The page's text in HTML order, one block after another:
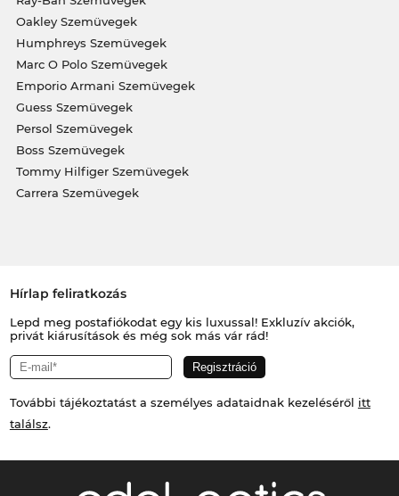
Oakley Szemüvegek
Humphreys Szemüvegek
Marc O Polo Szemüvegek
Emporio Armani Szemüvegek
Guess Szemüvegek
Persol Szemüvegek
Boss Szemüvegek
Tommy Hilfiger Szemüvegek
Carrera Szemüvegek
Hírlap feliratkozás
Lepd meg postafiókodat egy kis luxussal! Exkluzív akciók,
privát kiárusítások és még sok más vár rád!
További tájékoztatást a személyes adataidnak kezeléséről itt
találsz.